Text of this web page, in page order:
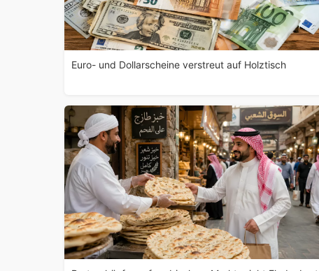
Euro- und Dollarscheine verstreut auf Holztisch